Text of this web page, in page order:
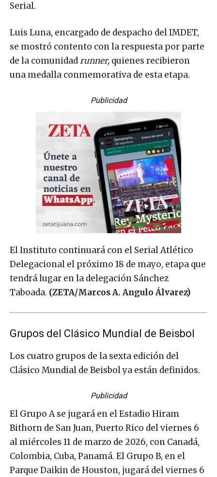
Serial.
Luis Luna, encargado de despacho del IMDET,
se mostró contento con la respuesta por parte
de la comunidadrunner, quienes recibieron
una medalla conmemorativa de esta etapa.
Publicidad
El Instituto continuará con el Serial Atlético
Delegacional el próximo 18 de mayo, etapa que
tendrá lugar en la delegación Sánchez
Taboada. (ZETA/Marcos A. Angulo Álvarez)
Grupos del Clásico Mundial de Beisbol
Los cuatro grupos de la sexta edición del
Clásico Mundial de Beisbol ya están definidos.
Publicidad
El Grupo A se jugará en el Estadio Hiram
Bithorn de San Juan, Puerto Rico del viernes 6
al miércoles 11 de marzo de 2026, con Canadá,
Colombia, Cuba, Panamá. El Grupo B, en el
Parque Daikin de Houston, jugará del viernes 6